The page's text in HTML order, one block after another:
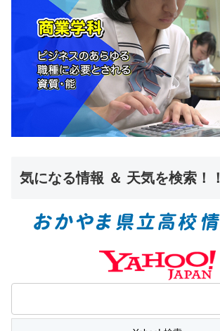
気になる情報 ＆ 天気を検索！！